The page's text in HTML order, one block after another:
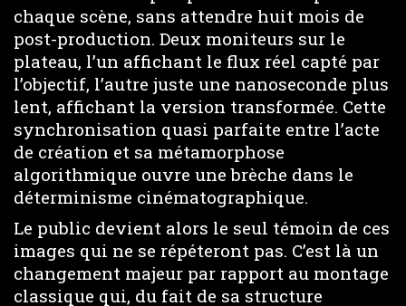
chaque scène, sans attendre huit mois de
post-production. Deux moniteurs sur le
plateau, l’un affichant le flux réel capté par
l’objectif, l’autre juste une nanoseconde plus
lent, affichant la version transformée. Cette
synchronisation quasi parfaite entre l’acte
de création et sa métamorphose
algorithmique ouvre une brèche dans le
déterminisme cinématographique.
Le public devient alors le seul témoin de ces
images qui ne se répéteront pas. C’est là un
changement majeur par rapport au montage
classique qui, du fait de sa structure